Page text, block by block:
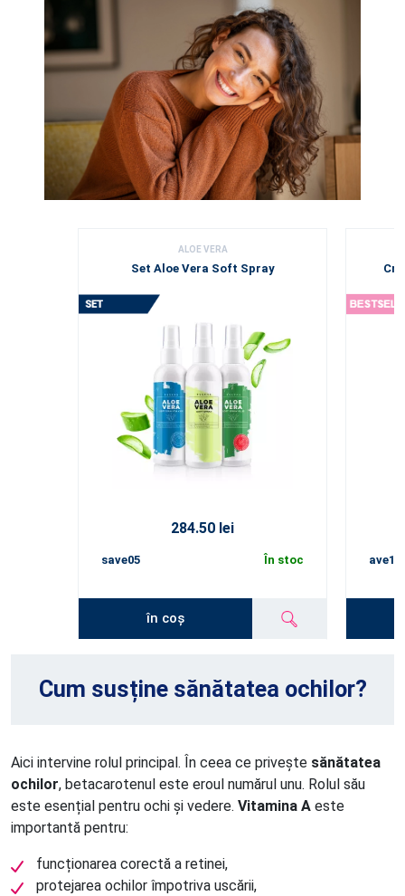
ALOE VERA
Set Aloe Vera Soft Spray
284.50 lei
save05 În stoc
în coș
Cum susține sănătatea ochilor?
Aici intervine rolul principal. În ceea ce privește sănătatea
ochilor, betacarotenul este eroul numărul unu. Rolul său
este esențial pentru ochi și vedere. Vitamina A este
importantă pentru:
funcționarea corectă a retinei,
protejarea ochilor împotriva uscării,